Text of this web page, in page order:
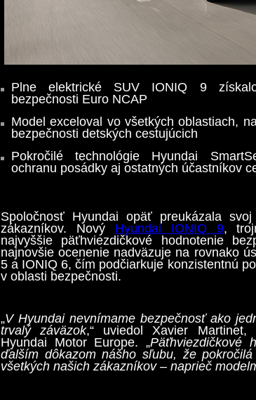
Plne elektrické SUV IONIQ 9
bezpečnosti Euro NCAP
Model exceloval vo všetkých oblastiach,
bezpečnosti detských cestujúcich
Pokročilé technológie Hyundai
ochranu posádky aj ostatných účastníkov
Spoločnosť Hyundai opäť preukázala
zákazníkov. Nový Hyundai IONIQ 9,
najvyššie päťhviezdičkové hodnotenie
najnovšie ocenenie nadväzuje na rovnako
5 a IONIQ 6, čím podčiarkuje konzistentnú
v oblasti bezpečnosti.
„V Hyundai nevnímame bezpečnosť ako
trvalý záväzok,“ uviedol Xavier
Hyundai Motor Europe. „Päťhviezdičkové
ďalším dôkazom nášho sľubu, že
všetkých našich zákazníkov – naprieč